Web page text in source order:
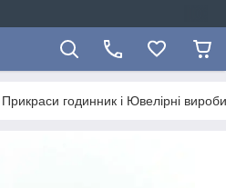
Прикраси годинник і Ювелірні